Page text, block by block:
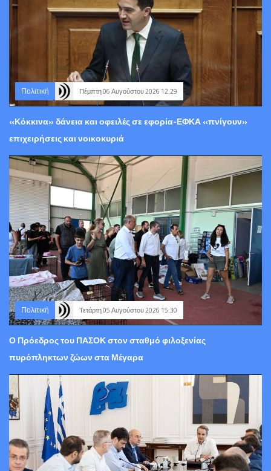
Πολιτική Πέμπτη 06 Αυγούστου 2026 12:29
«Κόκκινα» δάνεια και οφειλές σε εφορία-ΕΦΚΑ «πνίγουν»
επιχειρήσεις και νοικοκυριά
Πολιτική Τετάρτη 05 Αυγούστου 2026 15:30
Ο Πρόεδρος του ΠΑΣΟΚ στον σταθμό φιλοξενίας
πυρόπληκτων ζώων στα Μέγαρα